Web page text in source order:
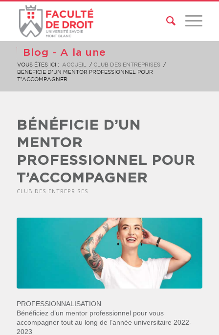
Blog - A la une
VOUS ÊTES ICI : ACCUEIL / CLUB DES ENTREPRISES
/
BÉNÉFICIE D’UN MENTOR PROFESSIONNEL POUR
T’ACCOMPAGNER
BÉNÉFICIE D’UN
MENTOR
PROFESSIONNEL POUR
T’ACCOMPAGNER
CLUB DES ENTREPRISES
PROFESSIONNALISATION
Bénéficiez d’un mentor professionnel pour vous
accompagner tout au long de l’année universitaire 2022-
2023